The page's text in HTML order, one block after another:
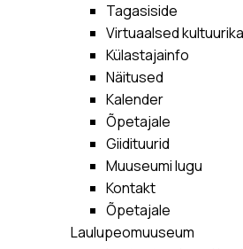
Tagasiside
Virtuaalsed
Külastajainfo
Näitused
Kalender
Õpetajale
Giidituurid
Muuseumi lugu
Kontakt
Õpetajale
Laulupeomuuseum